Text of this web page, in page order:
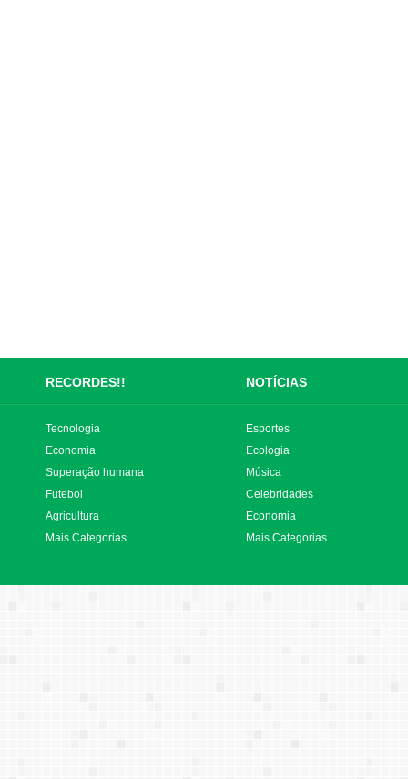
RECORDES!! NOTÍCIAS
Tecnologia
Economia
Superação humana
Futebol
Agricultura
Mais Categorias
Esportes
Ecologia
Música
Celebridades
Economia
Mais Categorias